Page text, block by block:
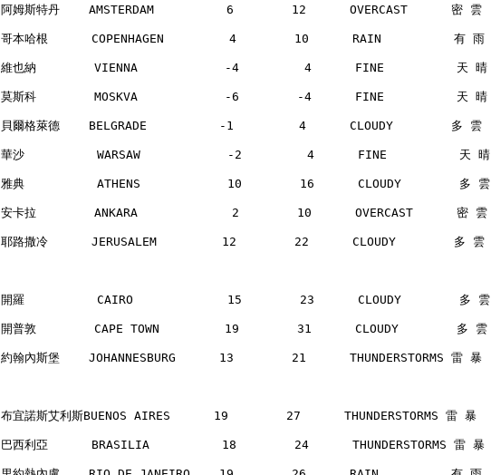
阿姆斯特丹    AMSTERDAM          6        12      OVERCAST      密 雲
哥本哈根      COPENHAGEN         4        10      RAIN          有 雨
維也納        VIENNA            -4         4      FINE          天 晴
莫斯科        MOSKVA            -6        -4      FINE          天 晴
貝爾格萊德    BELGRADE          -1         4      CLOUDY        多 雲
華沙          WARSAW            -2         4      FINE          天 晴
雅典          ATHENS            10        16      CLOUDY        多 雲
安卡拉        ANKARA             2        10      OVERCAST      密 雲
耶路撒冷      JERUSALEM         12        22      CLOUDY        多 雲
開羅          CAIRO             15        23      CLOUDY        多 雲
開普敦        CAPE TOWN         19        31      CLOUDY        多 雲
約翰內斯堡    JOHANNESBURG      13        21      THUNDERSTORMS 雷 暴
布宜諾斯艾利斯BUENOS AIRES      19        27      THUNDERSTORMS 雷 暴
巴西利亞      BRASILIA          18        24      THUNDERSTORMS 雷 暴